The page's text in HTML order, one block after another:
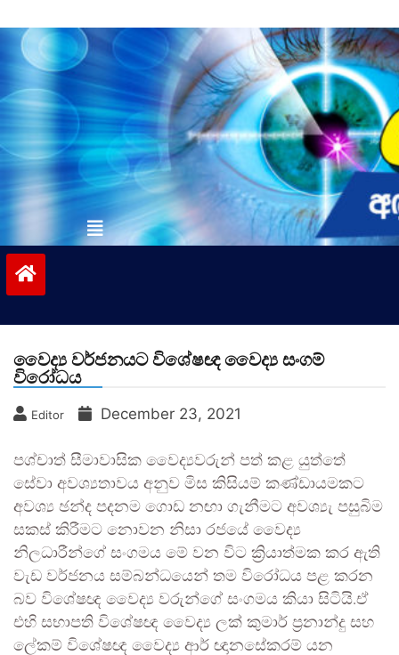
to
contentvinivida.lk
වෛද්‍ය වර්ජනයට විශේෂඥ වෛද්‍ය සංගම්
විරෝධය
Editor December 23, 2021
පශ්චාත් සීමාවාසික වෛද්‍යවරුන් පත් කළ යුත්තේ
සේවා අවශ්‍යතාවය අනුව මිස කිසියම් කණ්ඩායමකට
අවශ්‍ය ඡන්ද පදනම ගොඩ නඟා ගැනීමට අවශ්‍යැ පසුබිම
සකස් කිරීමට නොවන නිසා රජයේ වෛද්‍ය
නිලධාරීන්ගේ සංගමය මේ වන විට ක්‍රියාත්මක කර ඇති
වැඩ වර්ජනය සම්බන්ධයෙන් තම විරෝධය පළ කරන
බව විශේෂඥ වෛද්‍ය වරුන්ගේ සංගමය කියා සිටියි.ඒ
එහි සභාපති විශේෂඥ වෛද්‍ය ලක් කුමාර් ප්‍රනාන්දු සහ
ලේකම් විශේෂඥ වෛද්‍ය ආර් ඥානසේකරම් යන